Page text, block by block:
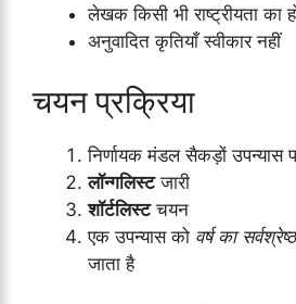
लेखक किसी भी राष्ट्रीयता का
अनुवादित कृतियाँ स्वीकार नहीं
चयन प्रक्रिया
निर्णायक मंडल सैकड़ों उपन्यास
लॉन्गलिस्टजारी
शॉर्टलिस्टचयन
एक उपन्यास को वर्ष का
जाता है